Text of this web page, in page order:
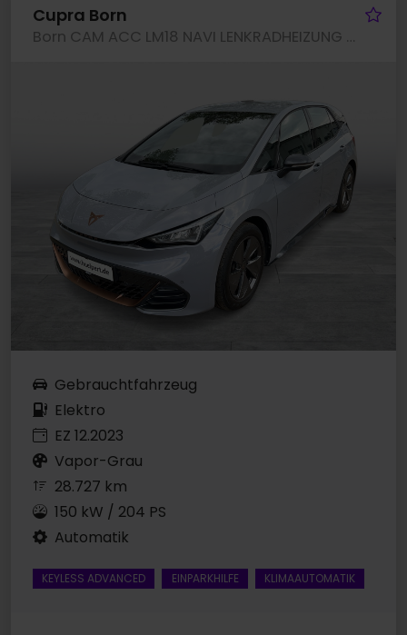
Cupra Born
Born CAM ACC LM18 NAVI LENKRADHEIZUNG SITZHEIZ.
Gebrauchtfahrzeug
Elektro
EZ 12.2023
Vapor-Grau
28.727 km
150 kW / 204 PS
Automatik
KEYLESS ADVANCED EINPARKHILFE KLIMAAUTOMATIK